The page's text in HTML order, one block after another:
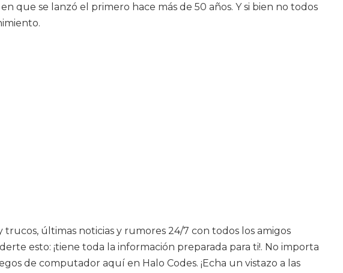
que se lanzó el primero hace más de 50 años. Y si bien no todos
últimas noticias y rumores 24/7 con todos los amigos
esto: ¡tiene toda la información preparada para ti!. No importa
de computador aquí en Halo Codes. ¡Echa un vistazo a las